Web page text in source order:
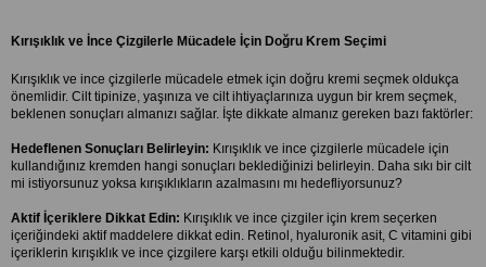
Kırışıklık ve İnce Çizgilerle Mücadele İçin Doğru Krem Seçimi
Kırışıklık ve ince çizgilerle mücadele etmek için doğru kremi seçmek oldukça
önemlidir. Cilt tipinize, yaşınıza ve cilt ihtiyaçlarınıza uygun bir krem seçmek,
beklenen sonuçları almanızı sağlar. İşte dikkate almanız gereken bazı faktörler:
Hedeflenen Sonuçları Belirleyin: Kırışıklık ve ince çizgilerle mücadele için
kullandığınız kremden hangi sonuçları beklediğinizi belirleyin. Daha sıkı bir cilt
mi istiyorsunuz yoksa kırışıklıkların azalmasını mı hedefliyorsunuz?
Aktif İçeriklere Dikkat Edin: Kırışıklık ve ince çizgiler için krem seçerken
içeriğindeki aktif maddelere dikkat edin. Retinol, hyaluronik asit, C vitamini gibi
içeriklerin kırışıklık ve ince çizgilere karşı etkili olduğu bilinmektedir.